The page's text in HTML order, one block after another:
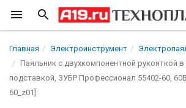
Главная Электроинструмент
Паяльник c двухкомпонентной рукояткой
подставкой, ЗУБР Профессионал 55402-60,
60_z01]